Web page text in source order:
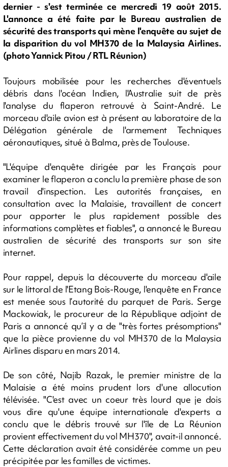
dernier - s'est terminée ce mercredi 19 août 2015.
L'annonce a été faite par le Bureau australien de
sécurité des transports qui mène l'enquête au sujet de
la disparition du vol MH370 de la Malaysia Airlines.
(photo Yannick Pitou / RTL Réunion)
Toujours mobilisée pour les recherches d'éventuels
débris dans l'océan Indien, l'Australie suit de près
l'analyse du flaperon retrouvé à Saint-André. Le
morceau d'aile avion est à présent au laboratoire de la
Délégation générale de l'armement Techniques
aéronautiques, situé à Balma, près de Toulouse.
"L'équipe d'enquête dirigée par les Français pour
examiner le flaperon a conclu la première phase de son
travail d'inspection. Les autorités françaises, en
consultation avec la Malaisie, travaillent de concert
pour apporter le plus rapidement possible des
informations complètes et fiables", a annoncé le Bureau
australien de sécurité des transports sur son site
internet.
Pour rappel, depuis la découverte du morceau d'aile
sur le littoral de l'Etang Bois-Rouge, l'enquête en France
est menée sous l’autorité du parquet de Paris. Serge
Mackowiak, le procureur de la République adjoint de
Paris a annoncé qu’il y a de "très fortes présomptions"
que la pièce provienne du vol MH370 de la Malaysia
Airlines disparu en mars 2014.
De son côté, Najib Razak, le premier ministre de la
Malaisie a été moins prudent lors d'une allocution
télévisée. "C'est avec un coeur très lourd que je dois
vous dire qu'une équipe internationale d'experts a
conclu que le débris trouvé sur l'île de La Réunion
provient effectivement du vol MH370", avait-il annoncé.
Cette déclaration avait été considérée comme un peu
précipitée par les familles de victimes.